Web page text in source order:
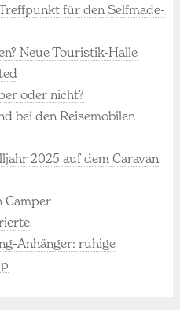
für den Selfmade-
Neue Touristik-Halle
oder nicht?
bei den Reisemobilen
2025 auf dem Caravan
Camper
Anhänger: ruhige